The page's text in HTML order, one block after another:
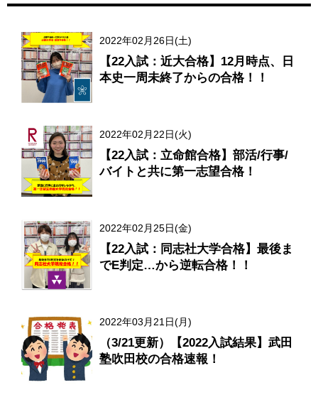
2022年02月26日(土)
【22入試：近大合格】12月時点、日
本史一周未終了からの合格！！
2022年02月22日(火)
【22入試：立命館合格】部活/行事/
バイトと共に第一志望合格！
2022年02月25日(金)
【22入試：同志社大学合格】最後ま
でE判定…から逆転合格！！
2022年03月21日(月)
（3/21更新）【2022入試結果】武田
塾吹田校の合格速報！